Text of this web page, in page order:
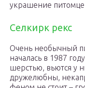
украшение
Селкирк рекс
Очень необычный
началась в 1987
шерстью, вьются у
дружелюбны,